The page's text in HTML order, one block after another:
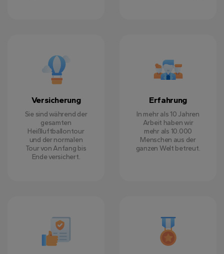
Versicherung
Sie sind während der
gesamten
Heißluftballontour
und der normalen
Tour von Anfang bis
Ende versichert.
Erfahrung
In mehr als 10 Jahren
Arbeit haben wir
mehr als 10.000
Menschen aus der
ganzen Welt betreut.